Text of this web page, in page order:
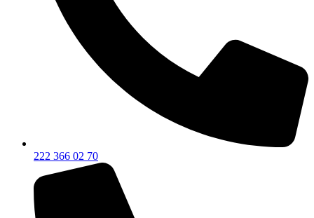
222 366 02 70